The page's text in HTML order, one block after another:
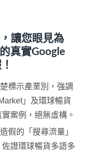
讓您眼見為
真實Google
標示產業別，強調
」及環球暢貨
案例，絕無虛構。
假的「搜尋流量」
證環球暢貨多語多